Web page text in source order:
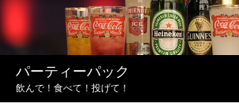
パーティーパック
飲んで！食べて！投げて！